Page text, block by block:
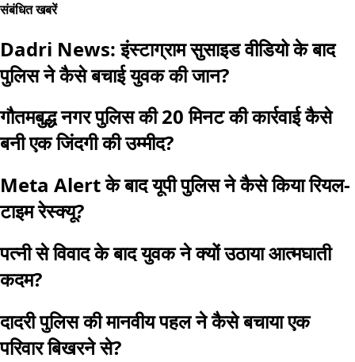
संबंधित खबरें
Dadri News: इंस्टाग्राम सुसाइड वीडियो के बाद
पुलिस ने कैसे बचाई युवक की जान?
गौतमबुद्ध नगर पुलिस की 20 मिनट की कार्रवाई कैसे
बनी एक जिंदगी की उम्मीद?
Meta Alert के बाद यूपी पुलिस ने कैसे किया रियल-
टाइम रेस्क्यू?
पत्नी से विवाद के बाद युवक ने क्यों उठाया आत्मघाती
कदम?
दादरी पुलिस की मानवीय पहल ने कैसे बचाया एक
परिवार बिखरने से?